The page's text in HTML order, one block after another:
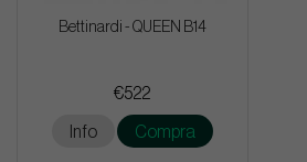
Bettinardi - QUEEN B14
€522
Info Compra